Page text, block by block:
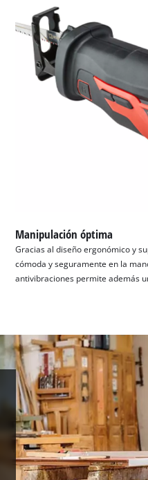
Manipulación óptima
Gracias al diseño ergonómico y
cómoda y seguramente en la
antivibraciones permite además